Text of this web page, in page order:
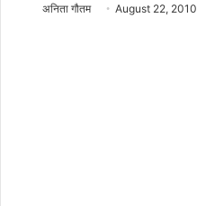
अनिता गौतम August 22, 2010